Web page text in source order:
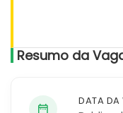
Resumo da
DATA DA